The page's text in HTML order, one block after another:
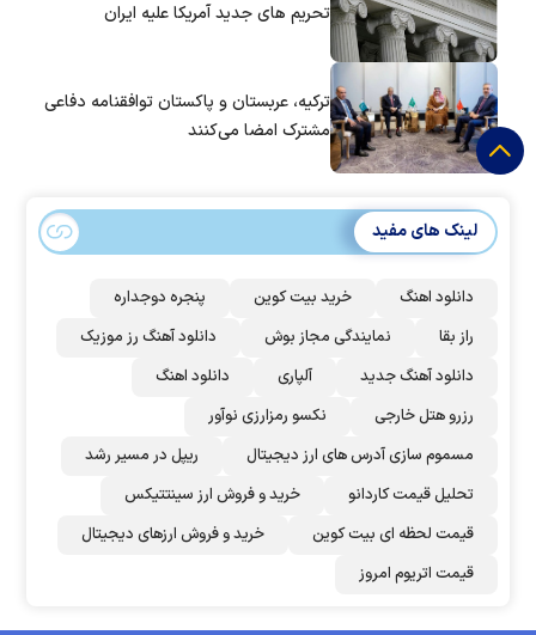
تحریم های جدید آمریکا علیه ایران
ترکیه، عربستان و پاکستان توافقنامه دفاعی
مشترک امضا می‌کنند
لینک های مفید
دانلود اهنگ خرید بیت کوین
پنجره دوجداره
راز بقا
نمایندگی مجاز بوش
دانلود آهنگ رز‌ موزیک
دانلود آهنگ جدید
آلپاری
دانلود اهنگ
رزرو هتل خارجی
نکسو رمزارزی نوآور
مسموم سازی آدرس های ارز دیجیتال
ریپل در مسیر رشد
تحلیل قیمت کاردانو
خرید و فروش ارز سینتتیکس
قیمت لحظه ای بیت کوین
خرید و فروش ارزهای دیجیتال
قیمت اتریوم امروز